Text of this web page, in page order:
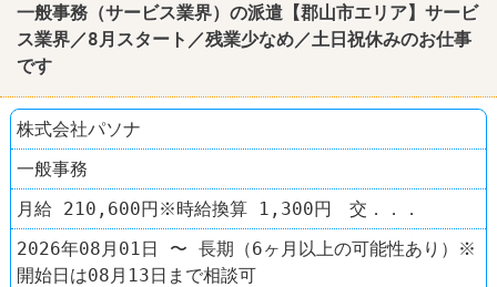
一般事務（サービス業界）の派遣【郡山市エリア】サービ
ス業界／8月スタート／残業少なめ／土日祝休みのお仕事
です
株式会社パソナ
一般事務
月給 210,600円※時給換算 1,300円 交．．．
2026年08月01日 〜 長期（6ヶ月以上の可能性あり）※
開始日は08月13日まで相談可